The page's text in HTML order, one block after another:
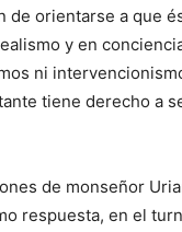
de orientarse a que
y en
ni
tiene derecho a
de monseñor
respuesta, en el